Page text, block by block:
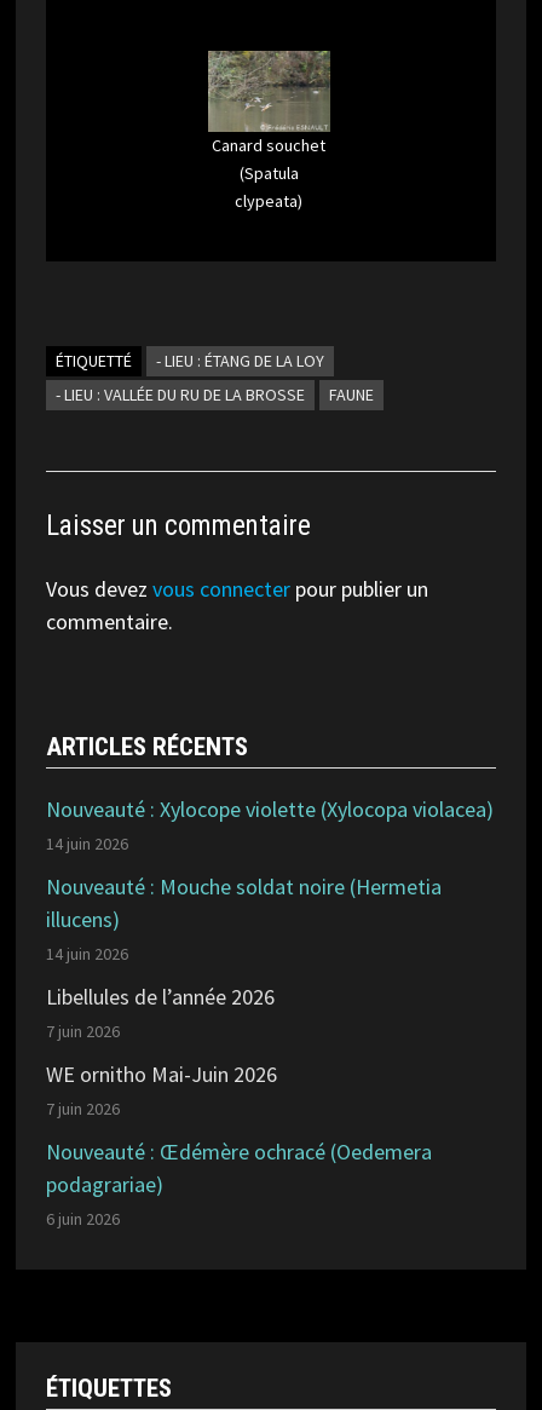
Canard souchet
(Spatula
clypeata)
ÉTIQUETTÉ
- LIEU : ÉTANG DE LA LOY
- LIEU : VALLÉE DU RU DE LA BROSSE
FAUNE
Laisser un commentaire
Vous devez vous connecterpour publier un
commentaire.
ARTICLES RÉCENTS
Nouveauté : Xylocope violette (Xylocopa violacea)
14 juin 2026
Nouveauté : Mouche soldat noire (Hermetia
illucens)
14 juin 2026
Libellules de l’année 2026
7 juin 2026
WE ornitho Mai-Juin 2026
7 juin 2026
Nouveauté : Œdémère ochracé (Oedemera
podagrariae)
6 juin 2026
ÉTIQUETTES